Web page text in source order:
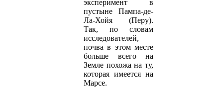
эксперимент в
пустыне Пампа-де-
Ла-Хойя (Перу).
Так, по словам
исследователей,
почва в этом месте
больше всего на
Земле похожа на ту,
которая имеется на
Марсе.